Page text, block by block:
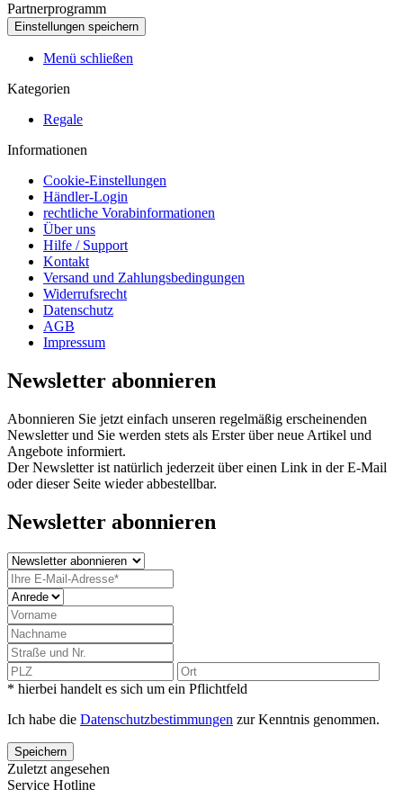
Partnerprogramm
Menü schließen
Kategorien
Regale
Informationen
Cookie-Einstellungen
Händler-Login
rechtliche Vorabinformationen
Über uns
Hilfe / Support
Kontakt
Versand und Zahlungsbedingungen
Widerrufsrecht
Datenschutz
AGB
Impressum
Newsletter abonnieren
Abonnieren Sie jetzt einfach unseren regelmäßig erscheinenden
Newsletter und Sie werden stets als Erster über neue Artikel und
Angebote informiert.
Der Newsletter ist natürlich jederzeit über einen Link in der E-Mail
oder dieser Seite wieder abbestellbar.
Newsletter abonnieren
* hierbei handelt es sich um ein Pflichtfeld
Ich habe die Datenschutzbestimmungen zur Kenntnis genommen.
Speichern
Zuletzt angesehen
Service Hotline